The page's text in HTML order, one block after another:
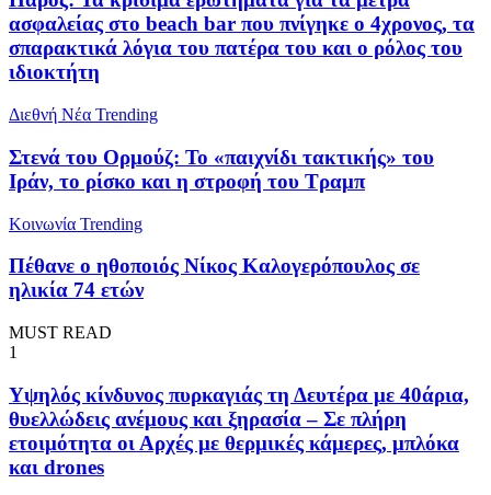
ασφαλείας στο beach bar που πνίγηκε ο 4χρονος, τα
σπαρακτικά λόγια του πατέρα του και ο ρόλος του
ιδιοκτήτη
Διεθνή Νέα Trending
Στενά του Ορμούζ: Το «παιχνίδι τακτικής» του
Ιράν, το ρίσκο και η στροφή του Τραμπ
Κοινωνία Trending
Πέθανε ο ηθοποιός Νίκος Καλογερόπουλος σε
ηλικία 74 ετών
MUST READ
1
Υψηλός κίνδυνος πυρκαγιάς τη Δευτέρα με 40άρια,
θυελλώδεις ανέμους και ξηρασία – Σε πλήρη
ετοιμότητα οι Αρχές με θερμικές κάμερες, μπλόκα
και drones